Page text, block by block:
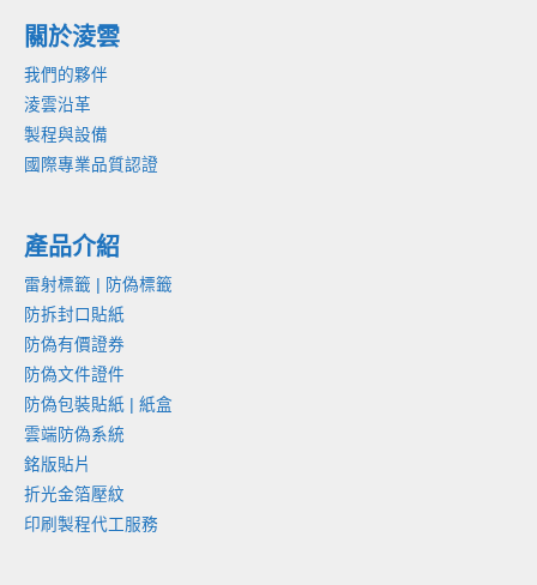
關於淩雲
我們的夥伴
淩雲沿革
製程與設備
國際專業品質認證
產品介紹
雷射標籤 | 防偽標籤
防拆封口貼紙
防偽有價證券
防偽文件證件
防偽包裝貼紙 | 紙盒
雲端防偽系統
銘版貼片
折光金箔壓紋
印刷製程代工服務